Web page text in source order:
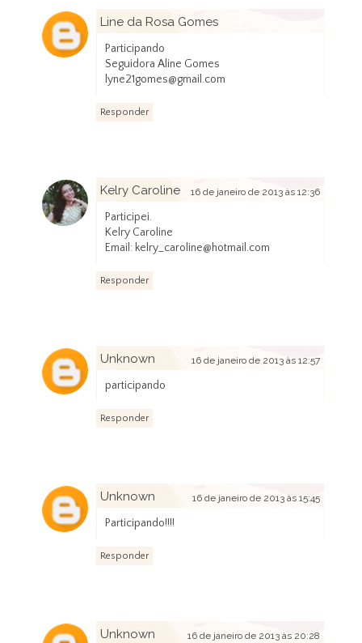
Line da Rosa Gomes
Participando
Seguidora Aline Gomes
lyne21gomes@gmail.com
Responder
Kelry Caroline 16 de janeiro de 2013 às 12:36
Participei.
Kelry Caroline
Email: kelry_caroline@hotmail.com
Responder
Unknown 16 de janeiro de 2013 às 12:57
participando
Responder
Unknown 16 de janeiro de 2013 às 15:45
Participando!!!!
Responder
Unknown 16 de janeiro de 2013 às 20:28